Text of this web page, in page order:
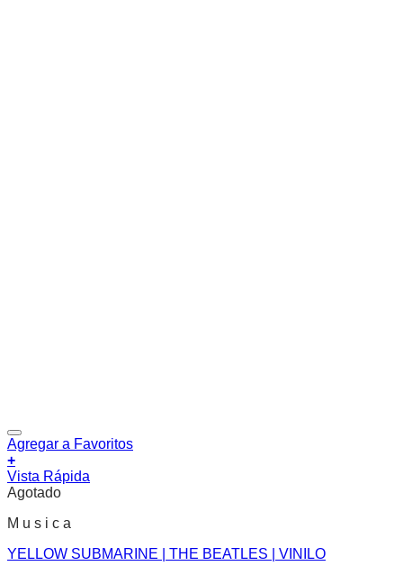
Agregar a Favoritos
+
Vista Rápida
Agotado
M u s i c a
YELLOW SUBMARINE | THE BEATLES | VINILO